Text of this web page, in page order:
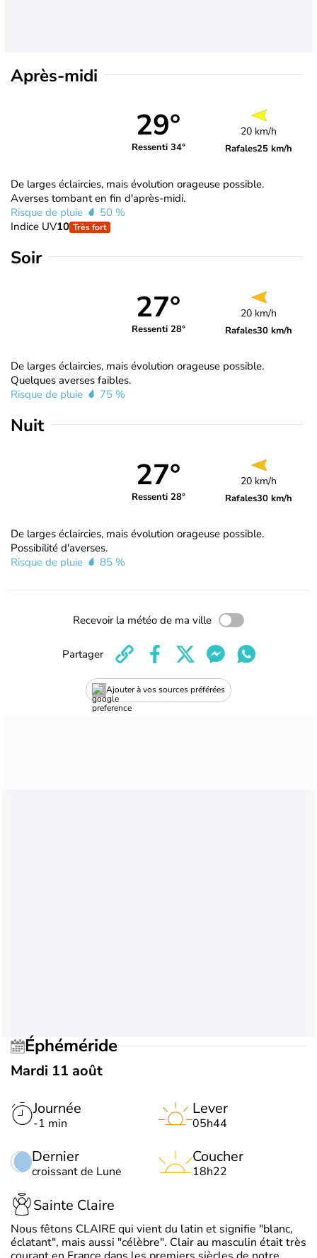
Après-midi
29°
Ressenti 34°
20 km/h
Rafales25 km/h
De larges éclaircies, mais évolution orageuse possible.
Averses tombant en fin d'après-midi.
Risque de pluie
50 %
Indice UV10 Très fort
Soir
27°
Ressenti 28°
20 km/h
Rafales30 km/h
De larges éclaircies, mais évolution orageuse possible.
Quelques averses faibles.
Risque de pluie
75 %
Nuit
27°
Ressenti 28°
20 km/h
Rafales30 km/h
De larges éclaircies, mais évolution orageuse possible.
Possibilité d'averses.
Risque de pluie
85 %
Recevoir la météo de ma ville
Ajouter à vos sources préférées
Partager
Éphéméride
Mardi 11 août
Journée
-1 min
Dernier
croissant de Lune
Lever
05h44
Coucher
18h22
Sainte Claire
Nous fêtons CLAIRE qui vient du latin et signifie "blanc,
éclatant", mais aussi "célèbre". Clair au masculin était très